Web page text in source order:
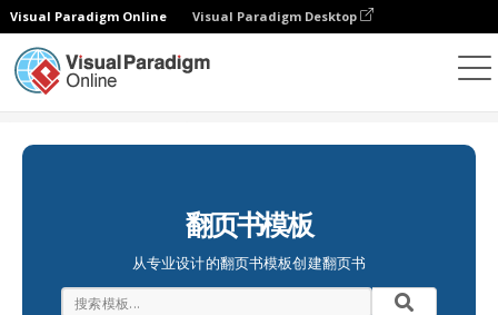
Visual Paradigm Online Visual Paradigm Desktop
翻页书模板
从专业设计的翻页书模板创建翻页书